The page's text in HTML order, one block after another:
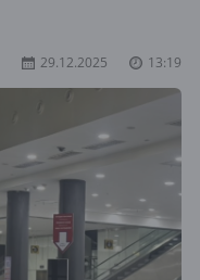
29.12.2025 13:19